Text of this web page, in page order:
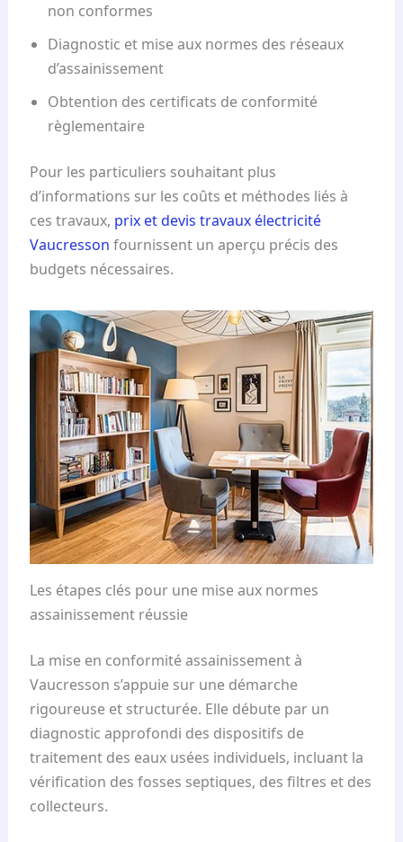
non conformes
Diagnostic et mise aux normes des réseaux
d’assainissement
Obtention des certificats de conformité
règlementaire
Pour les particuliers souhaitant plus
d’informations sur les coûts et méthodes liés à
ces travaux, prix et devis travaux électricité
Vaucresson fournissent un aperçu précis des
budgets nécessaires.
Les étapes clés pour une mise aux normes
assainissement réussie
La mise en conformité assainissement à
Vaucresson s’appuie sur une démarche
rigoureuse et structurée. Elle débute par un
diagnostic approfondi des dispositifs de
traitement des eaux usées individuels, incluant la
vérification des fosses septiques, des filtres et des
collecteurs.